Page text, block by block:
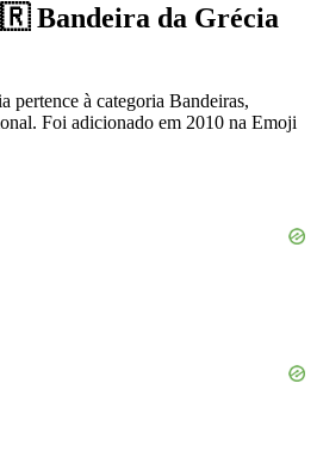
Bandeira da Grécia
pertence à categoria Bandeiras,
Foi adicionado em 2010 na Emoji